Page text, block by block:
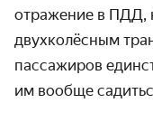
отражение в ПДД,
двухколёсным
пассажиров
им вообще